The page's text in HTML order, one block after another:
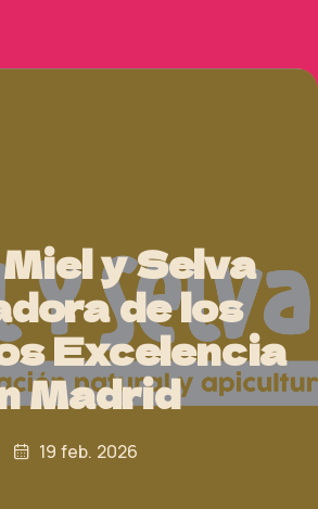
y Selva
de los
Excelencia
Madrid
19 feb. 2026